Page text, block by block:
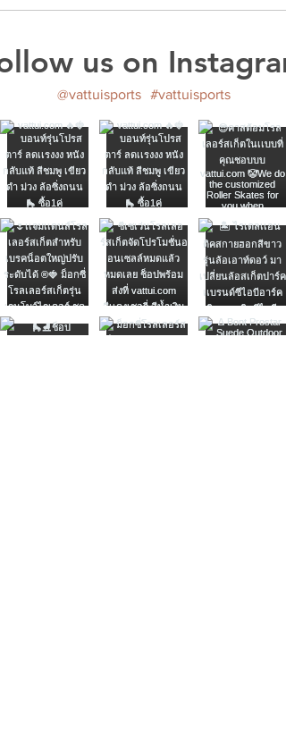
us on
#vattuisports
@vattuisports